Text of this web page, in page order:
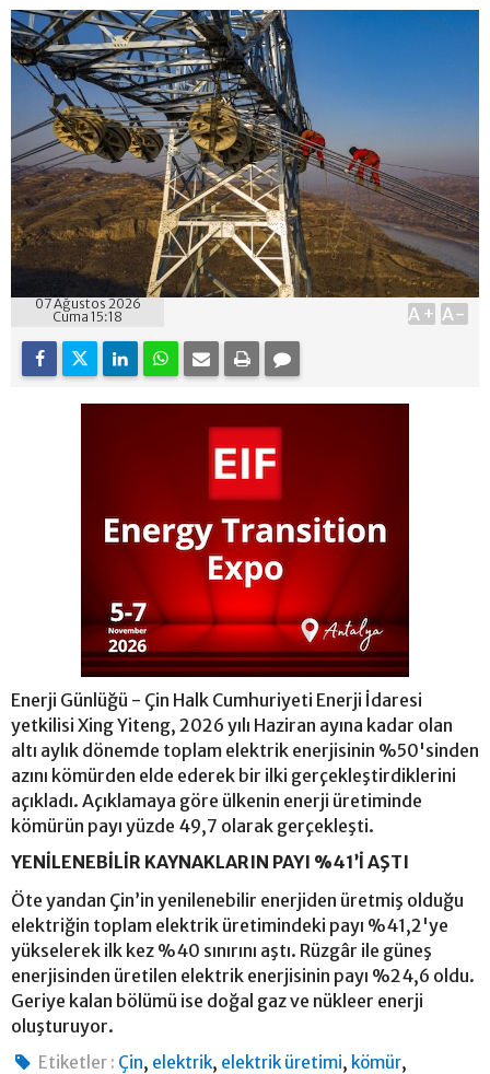
07 Ağustos 2026
Cuma 15:18
A+ A-
Enerji Günlüğü - Çin Halk Cumhuriyeti Enerji İdaresi
yetkilisi Xing Yiteng, 2026 yılı Haziran ayına kadar olan
altı aylık dönemde toplam elektrik enerjisinin %50'sinden
azını kömürden elde ederek bir ilki gerçekleştirdiklerini
açıkladı. Açıklamaya göre ülkenin enerji üretiminde
kömürün payı yüzde 49,7 olarak gerçekleşti.
YENİLENEBİLİR KAYNAKLARIN PAYI %41’İ AŞTI
Öte yandan Çin’in yenilenebilir enerjiden üretmiş olduğu
elektriğin toplam elektrik üretimindeki payı %41,2'ye
yükselerek ilk kez %40 sınırını aştı. Rüzgâr ile güneş
enerjisinden üretilen elektrik enerjisinin payı %24,6 oldu.
Geriye kalan bölümü ise doğal gaz ve nükleer enerji
oluşturuyor.
Etiketler : Çin, elektrik, elektrik üretimi, kömür,